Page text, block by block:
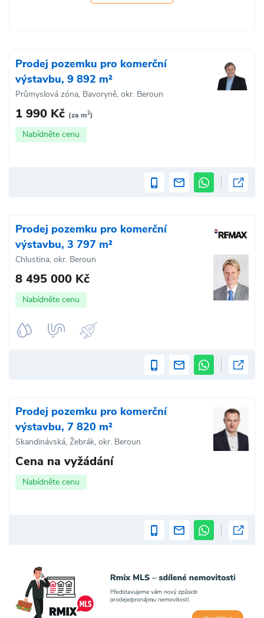
Prodej pozemku pro komerční
výstavbu, 9 892 m²
Průmyslová zóna, Bavoryně, okr. Beroun
1 990 Kč (za m2)
Nabídněte cenu
Prodej pozemku pro komerční
výstavbu, 3 797 m²
Chlustina, okr. Beroun
8 495 000 Kč
Nabídněte cenu
Prodej pozemku pro komerční
výstavbu, 7 820 m²
Skandinávská, Žebrák, okr. Beroun
Cena na vyžádání
Nabídněte cenu